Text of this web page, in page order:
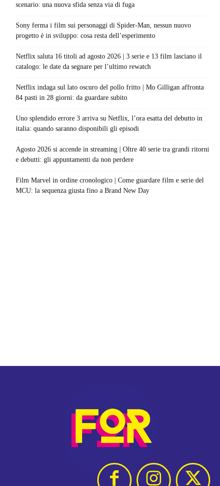
scenario: una nuova sfida senza via di fuga
Sony ferma i film sui personaggi di Spider-Man, nessun nuovo
progetto è in sviluppo: cosa resta dell’esperimento
Netflix saluta 16 titoli ad agosto 2026 | 3 serie e 13 film lasciano il
catalogo: le date da segnare per l’ultimo rewatch
Netflix indaga sul lato oscuro del pollo fritto | Mo Gilligan affronta
84 pasti in 28 giorni: da guardare subito
Uno splendido errore 3 arriva su Netflix, l’ora esatta del debutto in
italia: quando saranno disponibili gli episodi
Agosto 2026 si accende in streaming | Oltre 40 serie tra grandi ritorni
e debutti: gli appuntamenti da non perdere
Film Marvel in ordine cronologico | Come guardare film e serie del
MCU: la sequenza giusta fino a Brand New Day